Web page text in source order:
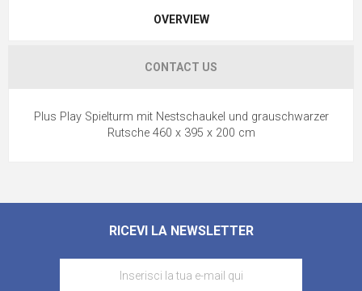
OVERVIEW
CONTACT US
Plus Play Spielturm mit Nestschaukel und grauschwarzer
Rutsche 460 x 395 x 200 cm
RICEVI LA NEWSLETTER